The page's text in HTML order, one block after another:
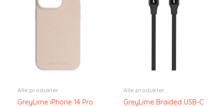
Alle produkter
GreyLime iPhone 14 Pro
Alle produkter
GreyLime Braided USB-C